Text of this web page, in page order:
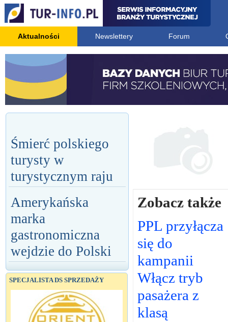
Aktualności Newslettery Forum
Śmierć polskiego
turysty w
turystycznym raju
Amerykańska
marka
gastronomiczna
wejdzie do Polski
SPECJALISTA DS SPRZEDAŻY
Zobacz także
PPL przyłącza
się do
kampanii
Włącz tryb
pasażera z
klasą